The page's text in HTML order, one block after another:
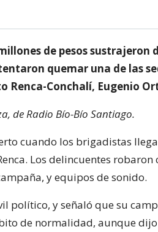
de pesos sustrajeron
quemar una de las
Renca-Conchalí, Eugenio
de Radio Bío-Bío Santiago.
cuando los brigadistas
Los delincuentes
y equipos de sonido.
político, y señaló que su
de normalidad, aunque